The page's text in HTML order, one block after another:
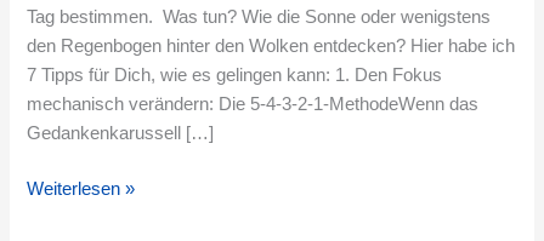
Tag bestimmen. Was tun? Wie die Sonne oder wenigstens
den Regenbogen hinter den Wolken entdecken? Hier habe ich
7 Tipps für Dich, wie es gelingen kann: 1. Den Fokus
mechanisch verändern: Die 5-4-3-2-1-MethodeWenn das
Gedankenkarussell […]
Weiterlesen »